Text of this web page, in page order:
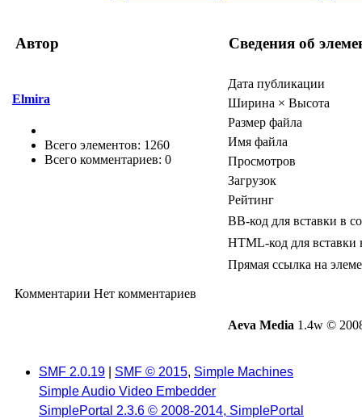
Автор Сведения об
Elmira
Всего элементов: 1260
Всего комментариев: 0
Дата публикации
Ширина × Высота
Размер файла
Имя файла
Просмотров
Загрузок
Рейтинг
BB-код для вставки в
HTML-код для вставки
Прямая ссылка на
Комментарии Нет комментариев
Aeva Media 1.4w ©
SMF 2.0.19 SMF © 2015, Simple Machines
Simple Audio Video Embedder
SimplePortal 2.3.6 © 2008-2014, SimplePortal